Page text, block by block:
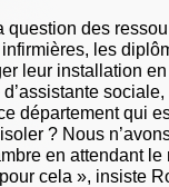
question des
les
leur installation
département qui
? Nous
en attendant le
cela », insiste